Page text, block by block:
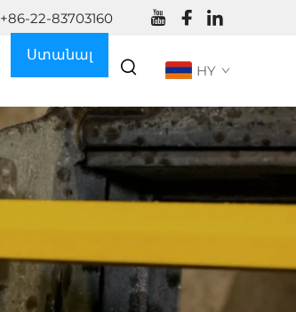
+86-22-83703160
Ստանալ
HY